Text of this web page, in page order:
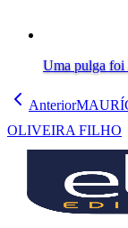
Uma pulga foi
Anterior
OLIVEIRA FILHO